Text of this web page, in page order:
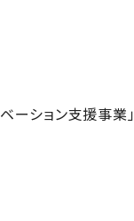
ション支援事業